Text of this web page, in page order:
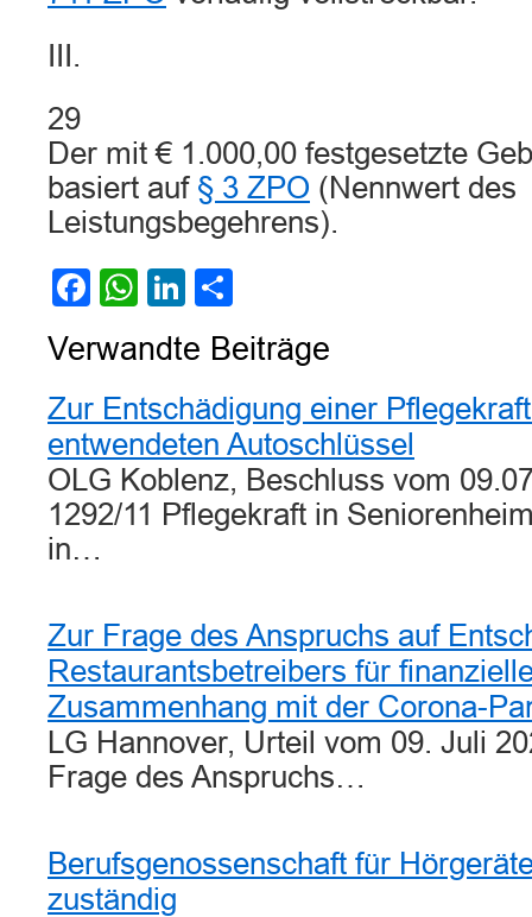
III.
29
Der mit € 1.000,00 festgesetzte
basiert auf § 3 ZPO (Nennwert des
Leistungsbegehrens).
Facebook
WhatsApp
LinkedIn
Verwandte Beiträge
Zur Entschädigung einer
entwendeten Autoschlüssel
OLG Koblenz, Beschluss vom
1292/11 Pflegekraft in
in…
Zur Frage des Anspruchs auf
Restaurantsbetreibers für
Zusammenhang mit der Corona-
LG Hannover, Urteil vom 09. Juli
Frage des Anspruchs…
Berufsgenossenschaft für
zuständig